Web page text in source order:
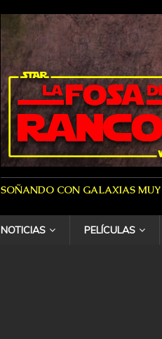
SOÑANDO CON GALAXIAS
NOTICIAS PELÍCULAS